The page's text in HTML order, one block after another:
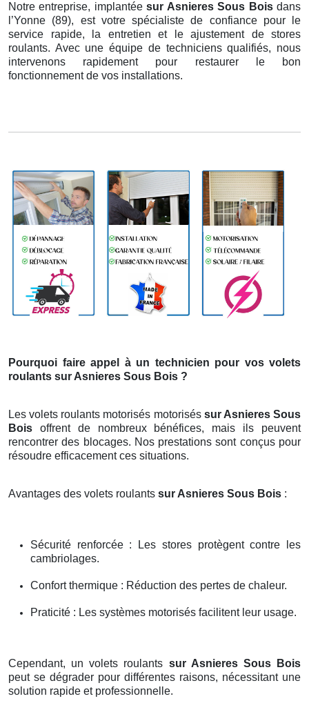
Notre entreprise, implantéesur Asnieres Sous Boisdans
l’Yonne (89), est votre spécialiste de confiance pour le
service rapide, la entretien et le ajustement de stores
roulants. Avec une équipe de techniciens qualifiés, nous
intervenons rapidement pour restaurer le bon
fonctionnement de vos installations.
Pourquoi faire appel à un technicien pour vos volets
roulants sur Asnieres Sous Bois ?
Les volets roulants motorisés motorisés sur Asnieres Sous
Bois offrent de nombreux bénéfices, mais ils peuvent
rencontrer des blocages. Nos prestations sont conçus pour
résoudre efficacement ces situations.
Avantages des volets roulants sur Asnieres Sous Bois :
Sécurité renforcée : Les stores protègent contre les
cambriolages.
Confort thermique : Réduction des pertes de chaleur.
Praticité : Les systèmes motorisés facilitent leur usage.
Cependant, un volets roulants sur Asnieres Sous Bois
peut se dégrader pour différentes raisons, nécessitant une
solution rapide et professionnelle.